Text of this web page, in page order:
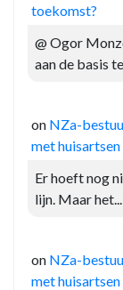
toekomst?
@ Ogor
aan de basis
on NZa-
met
Er hoeft nog
lijn. Maar het...
on NZa-
met